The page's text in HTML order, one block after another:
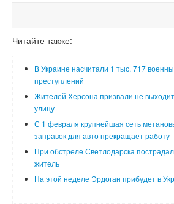
Читайте также:
В Украине насчитали 1 тыс. 717
преступлений
Жителей Херсона призвали не
улицу
С 1 февраля крупнейшая сеть
заправок для авто прекращает работу
При обстреле Светлодарска
житель
На этой неделе Эрдоган прибудет в